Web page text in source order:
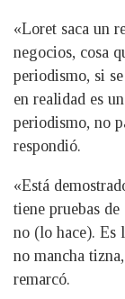
«Loret saca un
negocios, cosa
periodismo, si
en realidad es
periodismo, no
respondió.
«Está
tiene pruebas
no (lo hace). Es
no mancha
remarcó.